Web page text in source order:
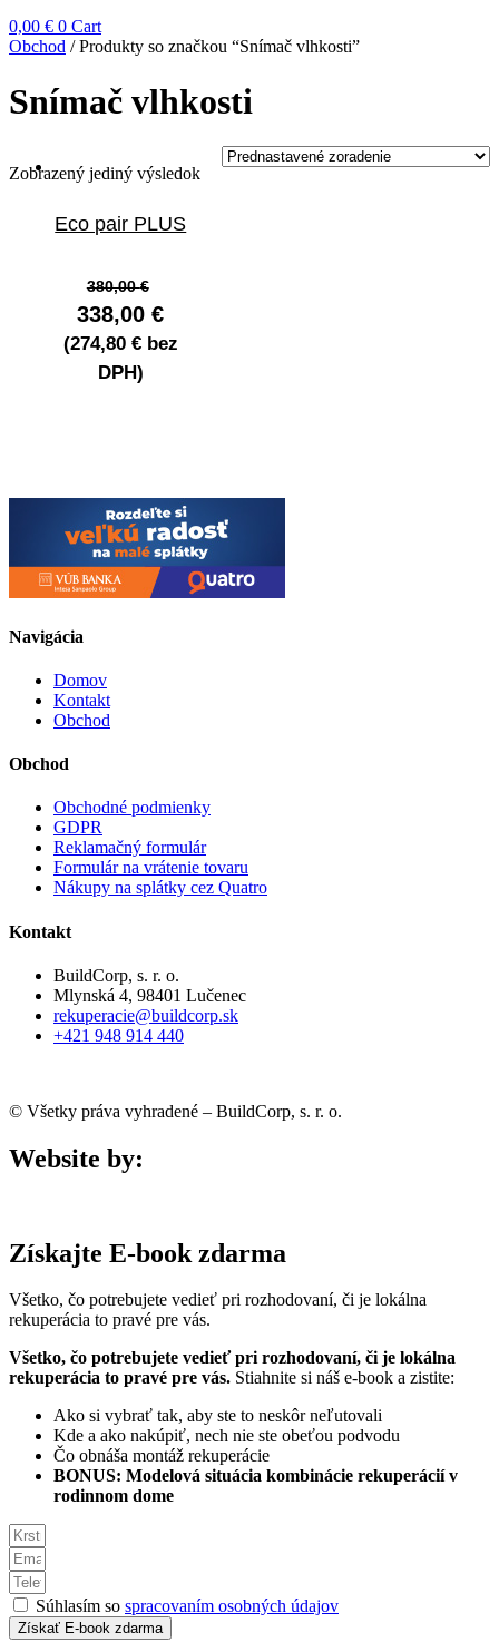
0,00 € 0 Cart
Obchod / Produkty so značkou “Snímač vlhkosti”
Snímač vlhkosti
Zobrazený jediný výsledok
Eco pair PLUS
380,00€
cena
bola:
338,00€Aktuálna
cena
(274,80 €bez
DPH)
Navigácia
Domov
Kontakt
Obchod
Obchod
Obchodné podmienky
GDPR
Reklamačný formulár
Formulár na vrátenie tovaru
Nákupy na splátky cez Quatro
Kontakt
BuildCorp, s. r. o.
Mlynská 4, 98401 Lučenec
rekuperacie@buildcorp.sk
+421 948 914 440
© Všetky práva vyhradené – BuildCorp, s. r. o.
Website by:
Získajte E-book zdarma
Všetko, čo potrebujete vedieť pri rozhodovaní, či je lokálna
rekuperácia to pravé pre vás.
Všetko, čo potrebujete vedieť pri rozhodovaní, či je lokálna
rekuperácia to pravé pre vás. Stiahnite si náš e-book a zistite:
Ako si vybrať tak, aby ste to neskôr neľutovali
Kde a ako nakúpiť, nech nie ste obeťou podvodu
Čo obnáša montáž rekuperácie
BONUS: Modelová situácia kombinácie rekuperácií v
rodinnom dome
Súhlasím so spracovaním osobných údajov
Získať E-book zdarma